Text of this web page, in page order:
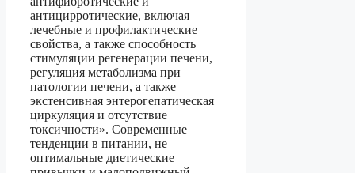
антицирротические, включая
лечебные и профилактические
свойства, а также способность
стимуляции регенерации печени,
регуляция метаболизма при
патологии печени, а также
экстенсивная энтерогепатическая
циркуляция и отсутствие
токсичности». Современные
тенденции в питании, не
оптимальные диетические